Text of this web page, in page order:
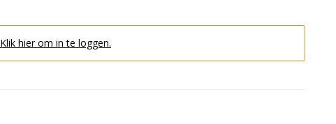
Klik hier om in te loggen.